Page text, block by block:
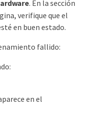
. En la sección
verifique que el
en buen estado.
fallido:
en el